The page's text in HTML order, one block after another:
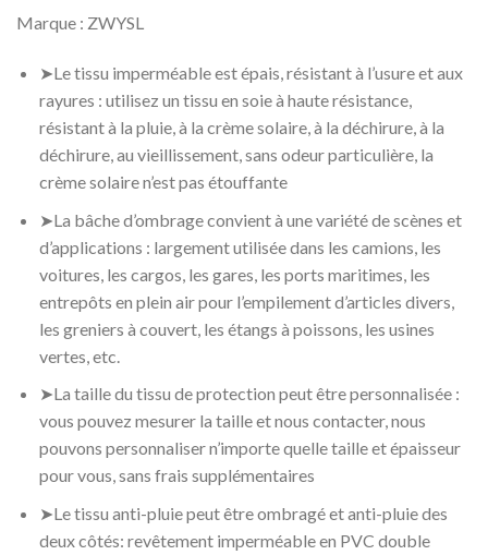
Marque : ZWYSL
➤Le tissu imperméable est épais, résistant à l’usure et aux
rayures : utilisez un tissu en soie à haute résistance,
résistant à la pluie, à la crème solaire, à la déchirure, à la
déchirure, au vieillissement, sans odeur particulière, la
crème solaire n’est pas étouffante
➤La bâche d’ombrage convient à une variété de scènes et
d’applications : largement utilisée dans les camions, les
voitures, les cargos, les gares, les ports maritimes, les
entrepôts en plein air pour l’empilement d’articles divers,
les greniers à couvert, les étangs à poissons, les usines
vertes, etc.
➤La taille du tissu de protection peut être personnalisée :
vous pouvez mesurer la taille et nous contacter, nous
pouvons personnaliser n’importe quelle taille et épaisseur
pour vous, sans frais supplémentaires
➤Le tissu anti-pluie peut être ombragé et anti-pluie des
deux côtés: revêtement imperméable en PVC double